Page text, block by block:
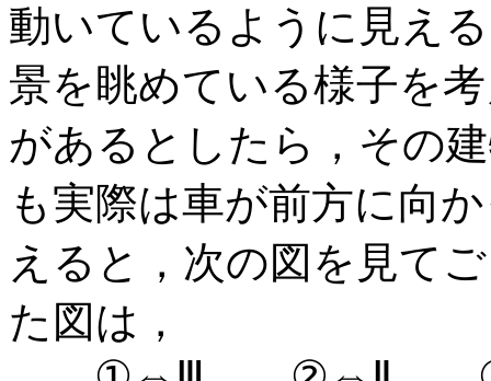
動いているように見え
景を眺めている様子を
があるとしたら，その
も実際は車が前方に向
えると，次の図を見て
た図は，